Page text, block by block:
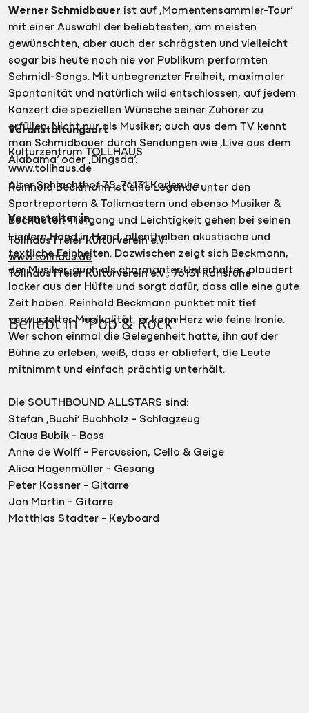
Werner Schmidbauer ist auf ‚Momentensammler-Tour’
mit einer Auswahl der beliebtesten, am meisten
gewünschten, aber auch der schrägsten und vielleicht
sogar bis heute noch nie vor Publikum performten
Schmidl-Songs. Mit unbegrenzter Freiheit, maximaler
Spontanität und natürlich wild entschlossen, auf jedem
Konzert die speziellen Wünsche seiner Zuhörer zu
erfüllen. Nicht nur als Musiker; auch aus dem TV kennt
man Schmidbauer durch Sendungen wie ‚Live aus dem
Alabama‘ oder ‚Dingsda‘.
Reinhold Beckmann ist eine Legende unter den
Sportreportern & Talkmastern und ebenso Musiker &
Buchautor! Tiefgang und Leichtigkeit gehen bei seinen
Liedern Hand in Hand, allenthalben akustische und
textliche Feinheiten. Dazwischen zeigt sich Beckmann,
der Musiker, auch als charmanter Unterhalter, plaudert
locker aus der Hüfte und sorgt dafür, dass alle eine gute
Zeit haben. Reinhold Beckmann punktet mit tief
verwurzelter Musikalität, er kann Herz wie feine Ironie.
Wer schon einmal die Gelegenheit hatte, ihn auf der
Bühne zu erleben, weiß, dass er abliefert, die Leute
mitnimmt und einfach prächtig unterhält.
Die SOUTHBOUND ALLSTARS sind:
Stefan ‚Buchi‘ Buchholz - Schlagzeug
Claus Bubik - Bass
Anne de Wolff - Percussion, Cello & Geige
Alica Hagenmüller - Gesang
Peter Kassner - Gitarre
Jan Martin - Gitarre
Matthias Stadter - Keyboard
Veranstaltungsort
Kulturzentrum TOLLHAUS
www.tollhaus.de
Alter Schlachthof 35, 76131 Karlsruhe
Veranstalter:in
Tollhaus Freier Kulturverein e.V.
www.tollhaus.de
Tollhaus Freier Kulturverein e.V., 76131 Karlsruhe
Beliebt in "Pop & Rock"